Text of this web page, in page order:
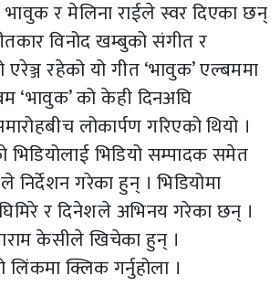
र मेलिना राईले स्वर दिएका छन्
विनोद खम्बुको संगीत र
रहेको यो गीत ‘भावुक’ एल्बममा
‘भावुक’ को केही दिनअघि
लोकार्पण गरिएको थियो ।
भिडियोलाई भिडियो सम्पादक समेत
निर्देशन गरेका हुन् । भिडियोमा
घिमिरे र दिनेशले अभिनय गरेका छन् ।
केसीले खिचेका हुन् ।
लिंकमा क्लिक गर्नुहोला ।